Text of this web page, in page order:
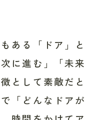
ある「ドア」と
に進む」「未来
として素敵だと
「どんなドアが